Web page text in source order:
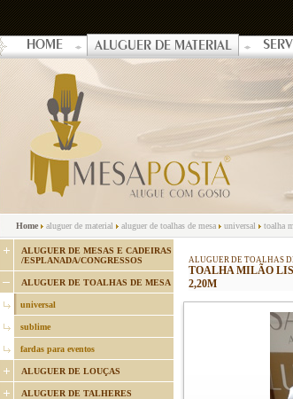
HOME ALUGUER DE MATERIAL
Home aluguer de material aluguer de toalhas de mesa universal toalha
ALUGUER DE MESAS E CADEIRAS
/ESPLANADA/CONGRESSOS
ALUGUER DE TOALHAS DE MESA
universal
sublime
fardas para eventos
ALUGUER DE LOUÇAS
ALUGUER DE TALHERES
ALUGUER DE TOALHAS
TOALHA MILÃO
2,20M